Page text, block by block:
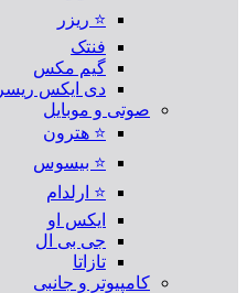
⭐ ریزر
فنتک
گیم مکس
دی ایکس ریسر
صوتی و موبایل
⭐ هترون
⭐ بیسوس
⭐ ارلدام
ایکس او
جی بی ال
تازاتا
کامپیوتر و جانبی